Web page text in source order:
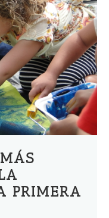
PRIMERA